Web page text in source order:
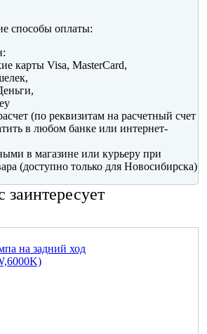
способы оплаты:
карты Visa, MasterCard,
(по реквизитам на расчетный счет
в любом банке или интернет-
в магазине или курьеру при
(доступно только для Новосибирска)